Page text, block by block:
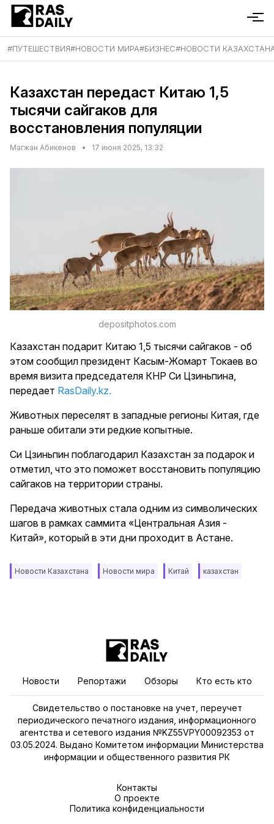
#ПУТЕШЕСТВИЯ#НОВОСТИ МИРА#БИЗНЕС#НОВОСТИ
Казахстан передаст Китаю 1,5
тысячи сайгаков для
восстановления популяции
Магжан Абикенов • 17 июня 2025, 13:32
depositphotos.com
Казахстан подарит Китаю 1,5 тысячи сайгаков - об
этом сообщил президент Касым-Жомарт Токаев во
время визита председателя КНР Си Цзиньпина,
передает RasDaily.kz.
Животных переселят в западные регионы Китая, где
раньше обитали эти редкие копытные.
Си Цзиньпин поблагодарил Казахстан за подарок и
отметил, что это поможет восстановить популяцию
сайгаков на территории страны.
Передача животных стала одним из символических
шагов в рамках саммита «Центральная Азия -
Китай», который в эти дни проходит в Астане.
Новости Казахстана Новости мира Китай казахстан
Новости Репортажи Обзоры Кто есть кто
Свидетельство о постановке на учет, переучет
периодического печатного издания, информационного
агентства и сетевого издания №KZ55VPY00092353 от
03.05.2024. Выдано Комитетом информации Министерства
информации и общественного развития РК
Контакты
О проекте
Политика конфиденциальности